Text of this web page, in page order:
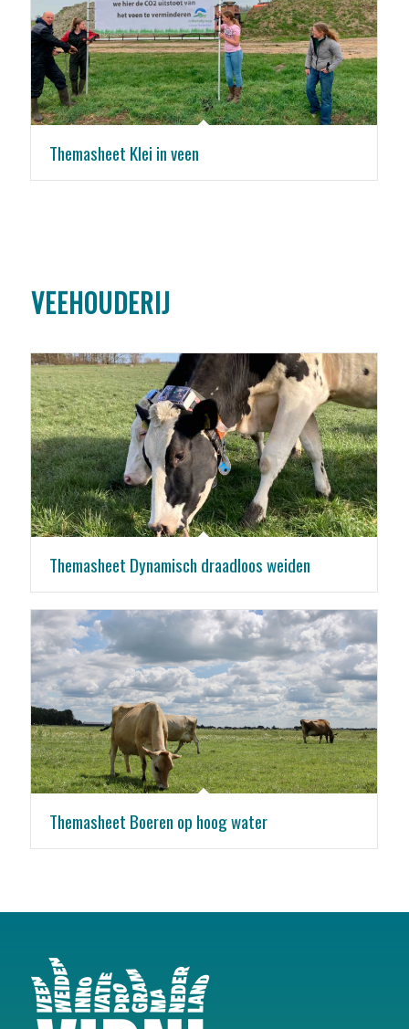
Themasheet Klei in veen
VEEHOUDERIJ
Themasheet Dynamisch draadloos weiden
Themasheet Boeren op hoog water